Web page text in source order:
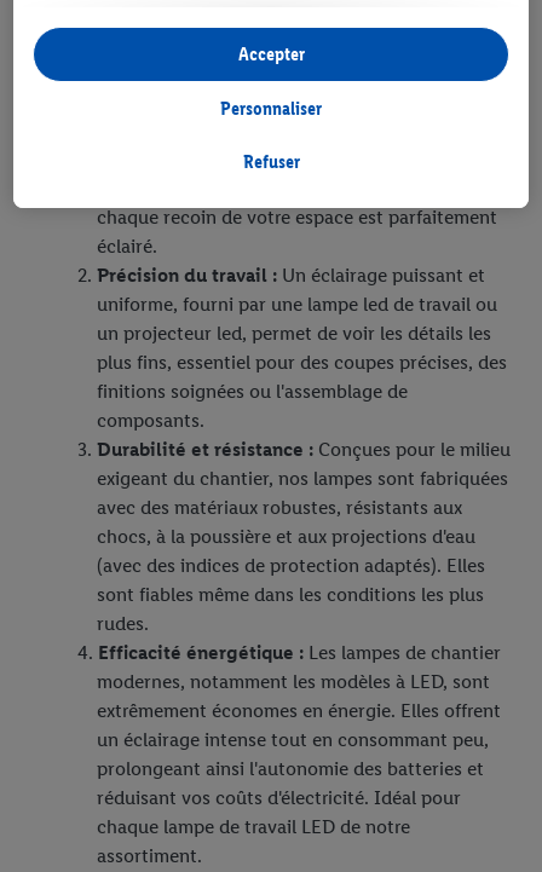
Sécurité accrue :Une bonne visibilité réduit
chutes, aux outils coupants ou aux obstacles.
chaque recoin de votre espace est parfaitement
éclairé.
Précision du travail : Un éclairage puissant et
uniforme, fourni par une lampe led de travail ou
un projecteur led, permet de voir les détails les
plus fins, essentiel pour des coupes précises, des
finitions soignées ou l'assemblage de
composants.
Durabilité et résistance : Conçues pour le milieu
exigeant du chantier, nos lampes sont fabriquées
avec des matériaux robustes, résistants aux
chocs, à la poussière et aux projections d'eau
(avec des indices de protection adaptés). Elles
sont fiables même dans les conditions les plus
rudes.
Efficacité énergétique : Les lampes de chantier
modernes, notamment les modèles à LED, sont
extrêmement économes en énergie. Elles offrent
un éclairage intense tout en consommant peu,
prolongeant ainsi l'autonomie des batteries et
réduisant vos coûts d'électricité. Idéal pour
chaque lampe de travail LED de notre
assortiment.
des statistiques ou pour des publicités personnalisées au sein
et en dehors des services Lidl. Si vous participez au programme
Lidl Plus, les données issues de votre comportement d’achat en
Si vous donnez consentement ici à des fins de publicités
connectez à votre compte Lidl Plus existant, nous et notre
partenaire Criteo S.A pouvons également créer un identifiant en
ligne spécial à partir de l’adresse e-mail fournie ici afin de
pouvoir vous reconnaître dans les services exploités par des
tiers et pour afficher des publicités personnalisées. À cette fin,
votre adresse e-mail hachée peut également être fusionnée
avec d’autres identifiants ou identifiants qui vous sont
attribués et dont dispose Criteo S.A.
Sous réserve de votre accord, les publicités liées au reciblage,
c’est-à-dire des publicités pour des produits pour lesquels vous
avez montré de l’intérêt (par exemple en plaçant le produit dans
un panier d’un webshop mais sans procéder à l’achat) peuvent
également être affichées sur plusieurs apppareils et plusieurs
services de Lidl si plusieurs terminaux ou plusieurs services de
Lidl peuvent vous être attribués en utilisant votre adresse e-
mail hachée et, le cas échéant, d’autres identifiants/identifiants
dont dispose Criteo S.A.
Sous « Personnaliser », vous pouvez autoriser des finalités
individuelles et trouver de plus amples informations sur le
traitement des données.
En cliquant sur « Refuser », vous pouvez autoriser uniquement
l’utilisation des technologies nécessaires. En cliquant sur «
Accepter », vous autorisez tous les traitements pour toutes les
Refuser
Personnaliser
Accepter